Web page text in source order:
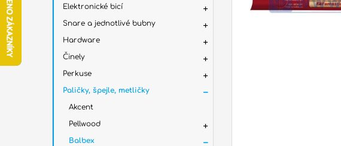
Elektronické bicí
Snare a jednotlivé bubny
Hardware
Činely
Perkuse
Paličky, špejle, metličky
Akcent
Pellwood
Balbex